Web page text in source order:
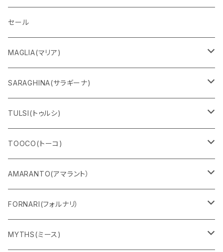
セール
MAGLIA(マリア)
Ｔシャツ
スウェット
ロングＴシャツ
パンツ
フーディー
ZIPパーカー
SARAGHINA(サラギーナ)
サングラス
メガネフレーム
マスク
TULSI(トゥルシ)
ブレスレット
リング
ベルト
バック
TOOCO(トーコ)
シャルパベスト
水着
カーディガン
AMARANTO(アマラント）
セーター
カーディガン
FORNARI(フォルナリ）
リバーシブルバッグ
MYTHS(ミース)